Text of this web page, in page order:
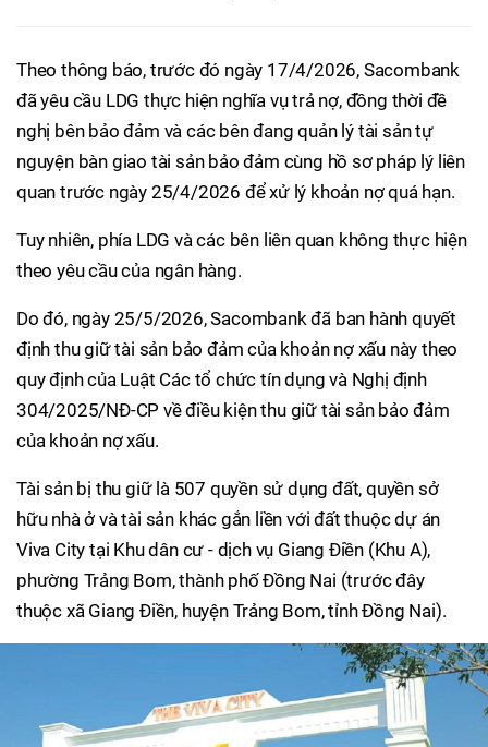
Theo thông báo, trước đó ngày 17/4/2026, Sacombank
đã yêu cầu LDG thực hiện nghĩa vụ trả nợ, đồng thời đề
nghị bên bảo đảm và các bên đang quản lý tài sản tự
nguyện bàn giao tài sản bảo đảm cùng hồ sơ pháp lý liên
quan trước ngày 25/4/2026 để xử lý khoản nợ quá hạn.
Tuy nhiên, phía LDG và các bên liên quan không thực hiện
theo yêu cầu của ngân hàng.
Do đó, ngày 25/5/2026, Sacombank đã ban hành quyết
định thu giữ tài sản bảo đảm của khoản nợ xấu này theo
quy định của Luật Các tổ chức tín dụng và Nghị định
304/2025/NĐ-CP về điều kiện thu giữ tài sản bảo đảm
của khoản nợ xấu.
Tài sản bị thu giữ là 507 quyền sử dụng đất, quyền sở
hữu nhà ở và tài sản khác gắn liền với đất thuộc dự án
Viva City tại Khu dân cư - dịch vụ Giang Điền (Khu A),
phường Trảng Bom, thành phố Đồng Nai (trước đây
thuộc xã Giang Điền, huyện Trảng Bom, tỉnh Đồng Nai).